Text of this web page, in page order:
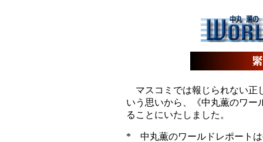
マスコミでは報じられない正
いう思いから、《中丸薫のワー
ることにいたしました。
* 中丸薫のワールドレポート